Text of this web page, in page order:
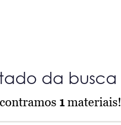
da busca
1materiais!